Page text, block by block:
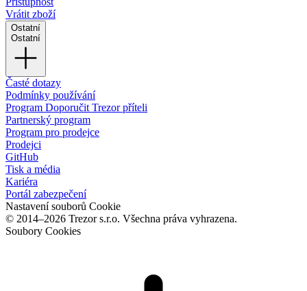
Vrátit zboží
Ostatní
Ostatní
Časté dotazy
Podmínky používání
Program Doporučit Trezor příteli
Partnerský program
Program pro prodejce
Prodejci
GitHub
Tisk a média
Kariéra
Portál zabezpečení
Nastavení souborů Cookie
© 2014–2026 Trezor s.r.o. Všechna práva vyhrazena.
Soubory Cookies